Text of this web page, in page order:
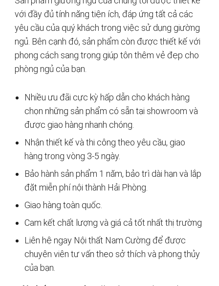
với đầy đủ tính năng tiện ích, đáp ứng tất cả các
yêu cầu của quý khách trong việc sử dụng giường
ngủ. Bên cạnh đó, sản phẩm còn được thiết kế với
phong cách sang trọng giúp tôn thêm vẻ đẹp cho
phòng ngủ của bạn.
Nhiều ưu đãi cực kỳ hấp dẫn cho khách hàng
chọn những sản phẩm có sẵn tại showroom và
được giao hàng nhanh chóng.
Nhận thiết kế và thi công theo yêu cầu, giao
hàng trong vòng 3-5 ngày.
Bảo hành sản phẩm 1 năm, bảo trì dài hạn và lắp
đặt miễn phí nội thành Hải Phòng.
Giao hàng toàn quốc.
Cam kết chất lượng và giá cả tốt nhất thị trường
Liên hệ ngay Nội thất Nam Cường để được
chuyên viên tư vấn theo sở thích và phong thủy
của bạn.